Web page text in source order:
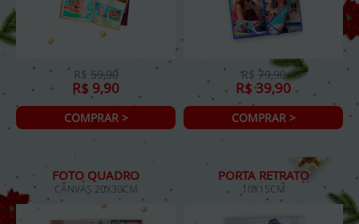
R$ 59,90
R$ 9,90
COMPRAR >
R$ 79,90
R$ 39,90
COMPRAR >
FOTO QUADRO
CANVAS 20X30CM
PORTA RETRATO
10X15CM